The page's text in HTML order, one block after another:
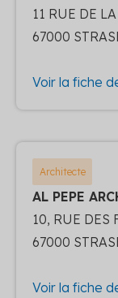
11 RUE DE
67000
Voir la fiche
Architecte
AL PEPE
10, RUE DES
67000
Voir la fiche